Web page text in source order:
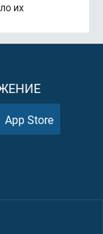
их
App Store